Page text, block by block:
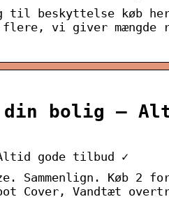
til beskyttelse køb
vi giver mængde
din bolig –
gode tilbud ✓
Sammenlign. Køb 2
Cover, Vandtæt